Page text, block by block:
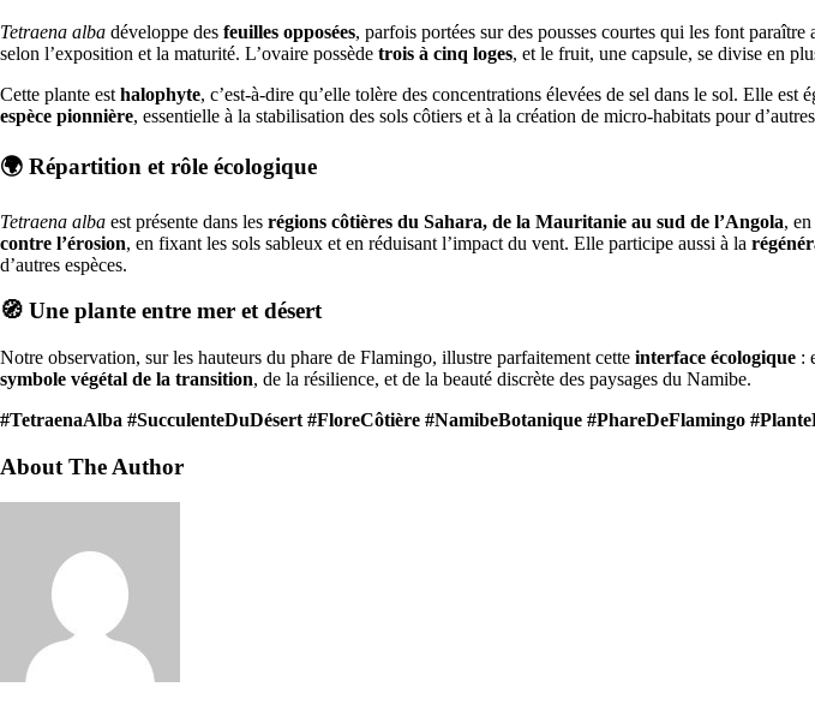
Tetraena alba développe des feuilles opposées, parfois portées sur des pousses courtes qui les font paraître
selon l’exposition et la maturité. L’ovaire possède trois à cinq loges, et le fruit, une capsule, se divise en
Cette plante est halophyte, c’est-à-dire qu’elle tolère des concentrations élevées de sel dans le sol. Elle est
espèce pionnière, essentielle à la stabilisation des sols côtiers et à la création de micro-habitats pour
🌍 Répartition et rôle écologique
Tetraena alba est présente dans les régions côtières du Sahara, de la Mauritanie au sud de l’Angola,
contre l’érosion, en fixant les sols sableux et en réduisant l’impact du vent. Elle participe aussi à la
d’autres espèces.
🧭 Une plante entre mer et désert
Notre observation, sur les hauteurs du phare de Flamingo, illustre parfaitement cette interface écologique :
symbole végétal de la transition, de la résilience, et de la beauté discrète des paysages du Namibe.
#TetraenaAlba #SucculenteDuDésert #FloreCôtière #NamibeBotanique #PhareDeFlamingo
About The Author